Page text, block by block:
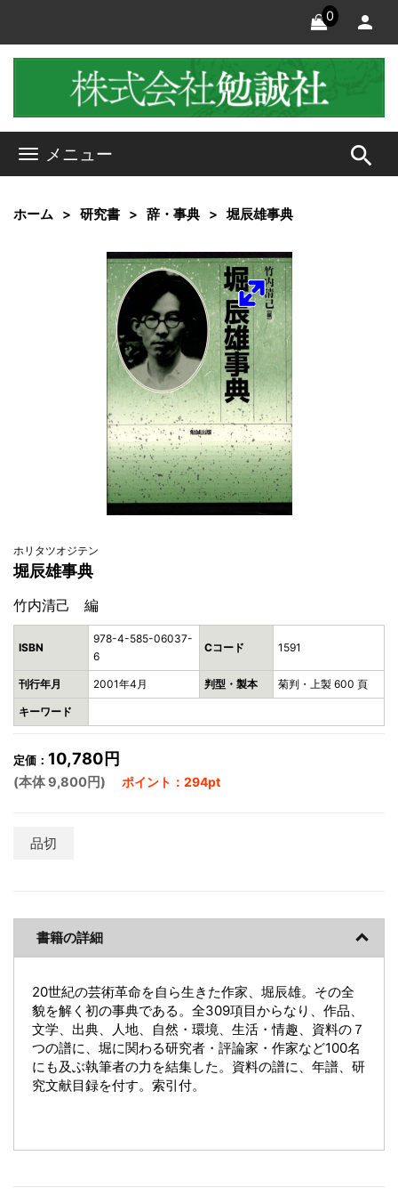
0
メニュー search
ホーム 研究書 辞・事典 堀辰雄事典
ホリタツオジテン
堀辰雄事典
竹内清己 編
ISBN
978-4-585-06037-
6
Cコード 1591
刊行年月 2001年4月 判型・製本 菊判・上製 600 頁
キーワード
定価： 10,780円
(本体 9,800円) ポイント：294pt
品切
書籍の詳細
20世紀の芸術革命を自ら生きた作家、堀辰雄。その全
貌を解く初の事典である。全309項目からなり、作品、
文学、出典、人地、自然・環境、生活・情趣、資料の７
つの譜に、堀に関わる研究者・評論家・作家など100名
にも及ぶ執筆者の力を結集した。資料の譜に、年譜、研
究文献目録を付す。索引付。